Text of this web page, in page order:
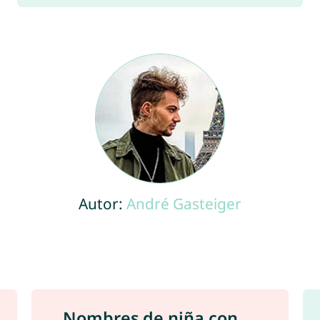
Autor: André Gasteiger